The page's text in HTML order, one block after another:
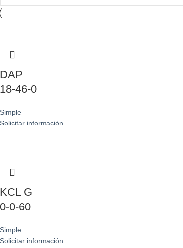
DAP
18-46-0
Simple
Solicitar información
KCL G
0-0-60
Simple
Solicitar información